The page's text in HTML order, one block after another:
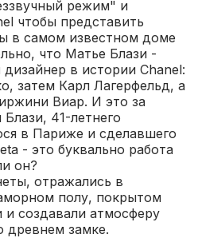
режим" и
чтобы представить
в самом известном доме
что Матье Блази -
в истории Chanel:
затем Карл Лагерфельд, а
Виар. И это за
41-летнего
в Париже и сделавшего
- это буквально работа
он?
отражались в
полу, покрытом
создавали атмосферу
древнем замке.